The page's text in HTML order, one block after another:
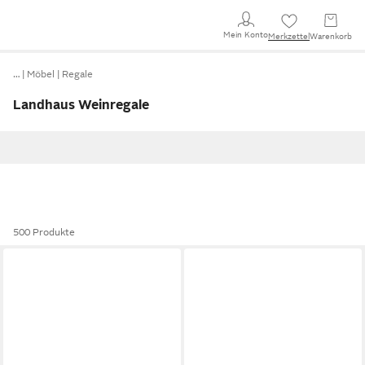
Mein KontoMerkzettel Warenkorb
… Möbel Regale
Landhaus Weinregale
500 Produkte